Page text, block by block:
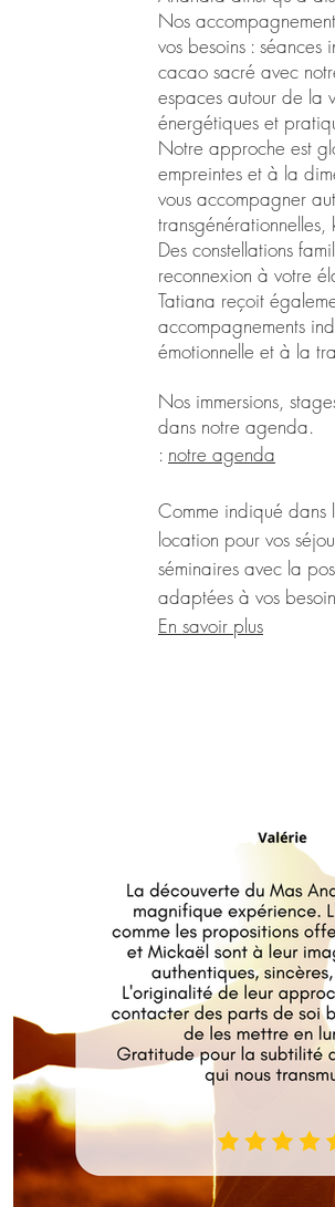
Nos
vos besoins : séances
cacao sacré avec
espaces autour de la
énergétiques et
Notre approche est
empreintes et à la
vous accompagner
transgénérationnelles,
Des constellations
reconnexion à votre
Tatiana reçoit
accompagnements
émotionnelle et à la
Nos immersions,
dans notre agenda.
: notre agenda
Comme indiqué dans
location pour vos
séminaires avec la
adaptées à vos
En savoir plus